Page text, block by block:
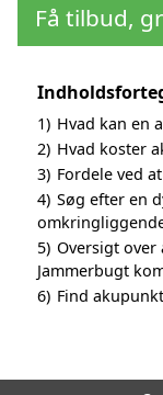
Få tilbud,
1) Hvad kan en
2) Hvad koster
3) Fordele ved
4) Søg efter en
5) Oversigt
Jammerbugt
6) Find